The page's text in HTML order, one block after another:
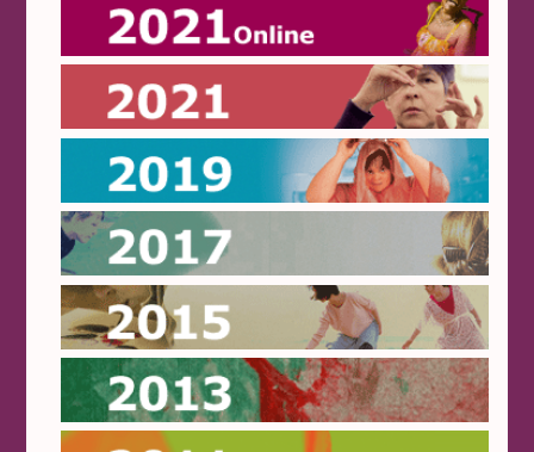
Online 2021
2021
2019
2017
2015
2013